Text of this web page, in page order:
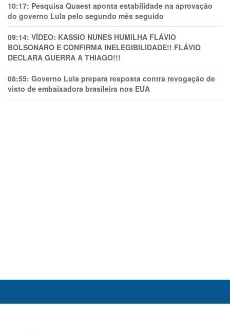
10:17: Pesquisa Quaest aponta estabilidade na aprovação
do governo Lula pelo segundo mês seguido
09:14: VÍDEO: KASSIO NUNES HUMlLHA FLÁVIO
BOLSONARO E CONFIRMA INELEGIBILIDADE!! FLÁVIO
DECLARA GUERRA A THIAGO!!!
08:55: Governo Lula prepara resposta contra revogação de
visto de embaixadora brasileira nos EUA